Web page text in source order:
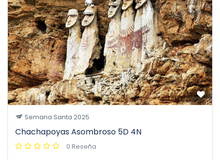
Semana Santa 2025
Chachapoyas Asombroso 5D 4N
0 Reseña